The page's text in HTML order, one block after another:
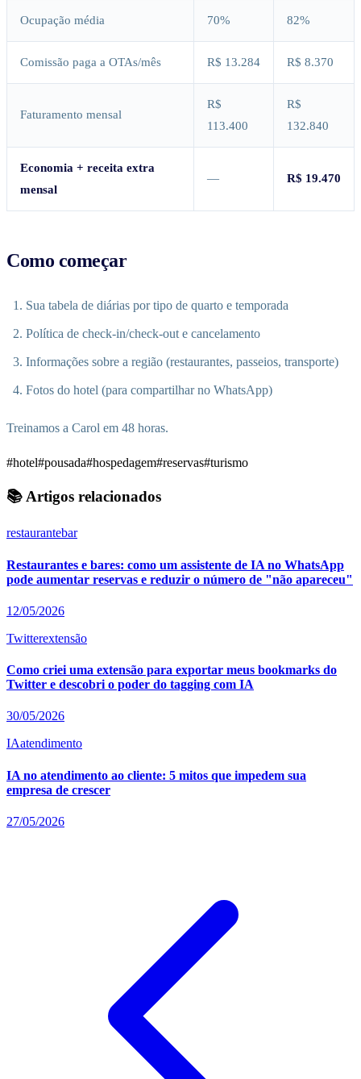
Ocupação média 70% 82%
Comissão paga a OTAs/mês R$ 13.284 R$ 8.370
Faturamento mensal
R$
113.400
R$
132.840
Economia + receita extra
mensal
— R$ 19.470
Como começar
Sua tabela de diárias por tipo de quarto e temporada
Política de check-in/check-out e cancelamento
Informações sobre a região (restaurantes, passeios, transporte)
Fotos do hotel (para compartilhar no WhatsApp)
Treinamos a Carol em 48 horas.
#hotel#pousada#hospedagem#reservas#turismo
📚 Artigos relacionados
restaurantebar
Restaurantes e bares: como um assistente de IA no WhatsApp
pode aumentar reservas e reduzir o número de "não apareceu"
12/05/2026
Twitterextensão
Como criei uma extensão para exportar meus bookmarks do
Twitter e descobri o poder do tagging com IA
30/05/2026
IAatendimento
IA no atendimento ao cliente: 5 mitos que impedem sua
empresa de crescer
27/05/2026